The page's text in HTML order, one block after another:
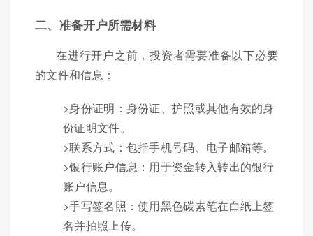
二、准备开户所需材料
在进行开户之前，投资者需要准备以下必要
的文件和信息：
>身份证明：身份证、护照或其他有效的身
份证明文件。
>联系方式：包括手机号码、电子邮箱等。
>银行账户信息：用于资金转入转出的银行
账户信息。
>手写签名照：使用黑色碳素笔在白纸上签
名并拍照上传。